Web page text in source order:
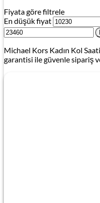
Fiyata göre filtrele
En düşük fiyat
Michael Kors Kadın Kol
garantisi ile güvenle sipariş